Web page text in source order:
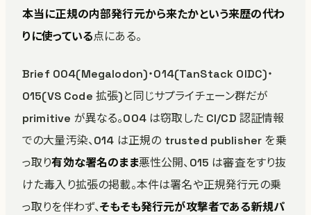
本当に正規の内部発行元から来たかという来歴の代わ
りに使っている点にある。
Brief 004(Megalodon)・014(TanStack OIDC)・
015(VS Code 拡張)と同じサプライチェーン群だが
primitive が異なる。004 は窃取した CI/CD 認証情報
での大量汚染、014 は正規の trusted publisher を乗
っ取り有効な署名のまま悪性公開、015 は審査をすり抜
けた毒入り拡張の掲載。本件は署名や正規発行元の乗
っ取りを伴わず、そもそも発行元が攻撃者である新規パ